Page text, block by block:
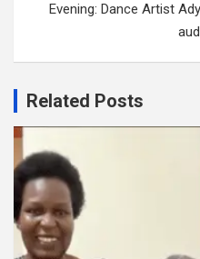
Evening: Dance Artist
Related Posts